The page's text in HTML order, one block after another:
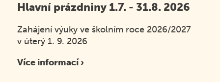
Hlavní prázdniny 1.7. - 31.8. 2026
Zahájení výuky ve školním roce 2026/2027
v úterý 1. 9. 2026
Více informací ›